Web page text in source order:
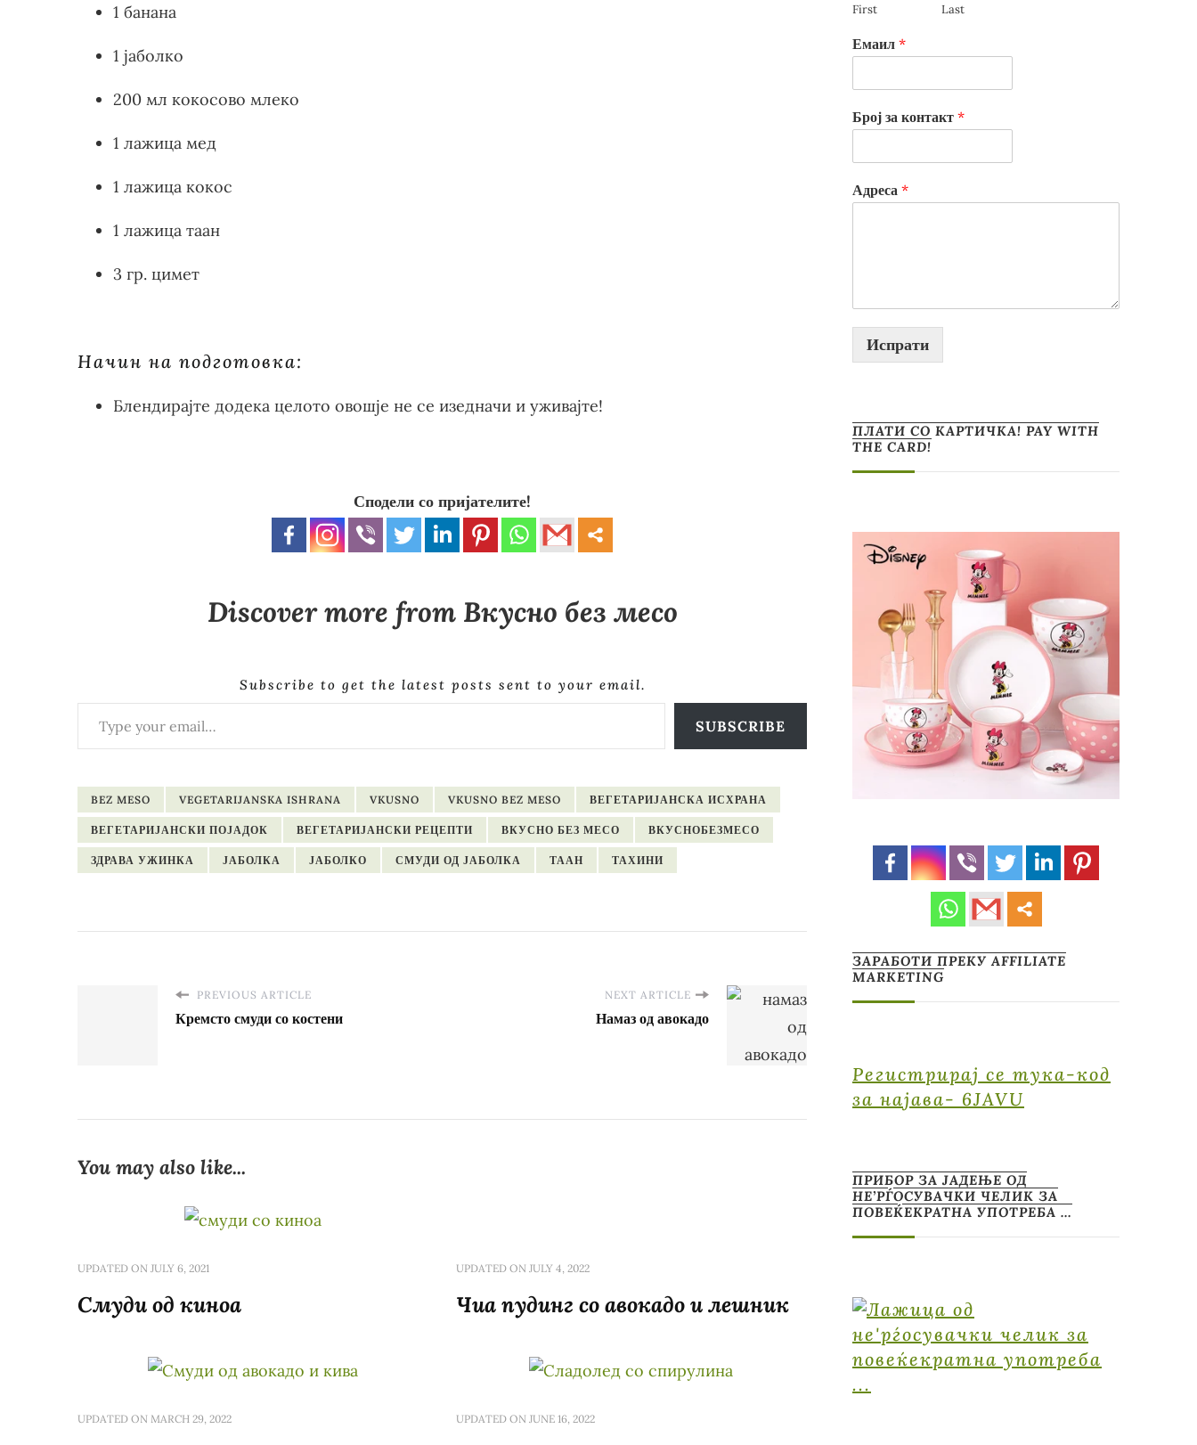
1 банана
1 јаболко
200 мл кокосово млеко
1 лажица мед
1 лажица кокос
1 лажица таан
3 гр. цимет
Начин на подготовка:
Блендирајте додека целото овошје не се изедначи и уживајте!
Сподели со пријателите!
Discover more from Вкусно без месо
Subscribe to get the latest posts sent to your email.
Type your email…
SUBSCRIBE
BEZ MESO VEGETARIJANSKA ISHRANA VKUSNO VKUSNO BEZ MESO ВЕГЕТАРИЈАНСКА ИСХРАНА
ВЕГЕТАРИЈАНСКИ ПОЈАДОК ВЕГЕТАРИЈАНСКИ РЕЦЕПТИ ВКУСНО БЕЗ МЕСО ВКУСНОБЕЗМЕСО
ЗДРАВА УЖИНКА ЈАБОЛКА ЈАБОЛКО СМУДИ ОД ЈАБОЛКА ТААН ТАХИНИ
PREVIOUS ARTICLE
Кремсто смуди со костени
NEXT ARTICLE
Намаз од авокадо
You may also like...
UPDATED ON JULY 6, 2021
Смуди од киноа
UPDATED ON JULY 4, 2022
Чиа пудинг со авокадо и лешник
UPDATED ON MARCH 29, 2022 UPDATED ON JUNE 16, 2022
First Last
Емаил *
Број за контакт *
Адреса *
Испрати
ПЛАТИ СО КАРТИЧКА! PAY WITH
THE CARD!
ЗАРАБОТИ ПРЕКУ AFFILIATE
MARKETING
Регистрирај се тука-код
за најава- 6JAVU
ПРИБОР ЗА ЈАДЕЊЕ ОД
НЕ’РЃОСУВАЧКИ ЧЕЛИК ЗА
ПОВЕЌЕКРАТНА УПОТРЕБА …